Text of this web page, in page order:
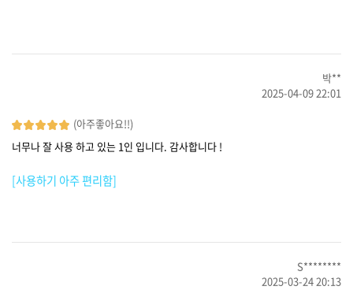
박**
2025-04-09 22:01
(아주좋아요!!)
너무나 잘 사용 하고 있는 1인 입니다. 감사합니다 !
[사용하기 아주 편리함]
S********
2025-03-24 20:13